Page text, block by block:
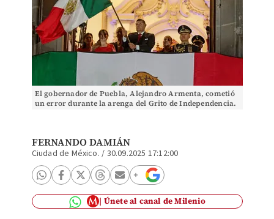
El gobernador de Puebla, Alejandro Armenta, cometió
un error durante la arenga del Grito de Independencia.
FERNANDO DAMIÁN
Ciudad de México. / 30.09.2025 17:12:00
Únete al canal de Milenio